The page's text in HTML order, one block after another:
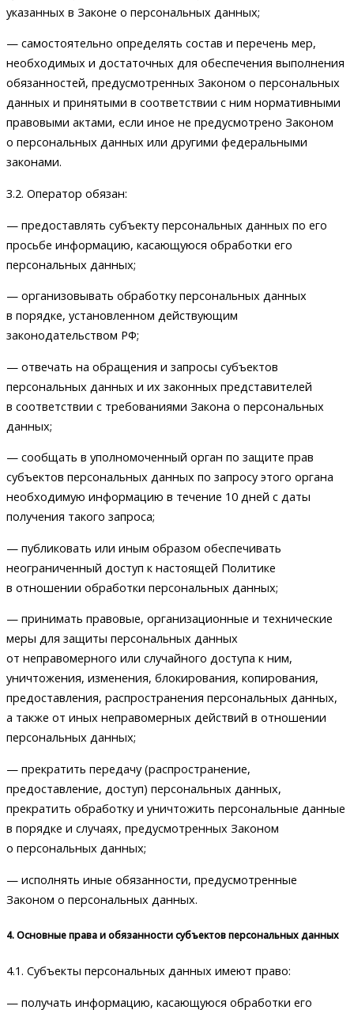
указанных в Законе о персональных данных;
— самостоятельно определять состав и перечень мер,
необходимых и достаточных для обеспечения выполнения
обязанностей, предусмотренных Законом о персональных
данных и принятыми в соответствии с ним нормативными
правовыми актами, если иное не предусмотрено Законом
о персональных данных или другими федеральными
законами.
3.2. Оператор обязан:
— предоставлять субъекту персональных данных по его
просьбе информацию, касающуюся обработки его
персональных данных;
— организовывать обработку персональных данных
в порядке, установленном действующим
законодательством РФ;
— отвечать на обращения и запросы субъектов
персональных данных и их законных представителей
в соответствии с требованиями Закона о персональных
данных;
— сообщать в уполномоченный орган по защите прав
субъектов персональных данных по запросу этого органа
необходимую информацию в течение 10 дней с даты
получения такого запроса;
— публиковать или иным образом обеспечивать
неограниченный доступ к настоящей Политике
в отношении обработки персональных данных;
— принимать правовые, организационные и технические
меры для защиты персональных данных
от неправомерного или случайного доступа к ним,
уничтожения, изменения, блокирования, копирования,
предоставления, распространения персональных данных,
а также от иных неправомерных действий в отношении
персональных данных;
— прекратить передачу (распространение,
предоставление, доступ) персональных данных,
прекратить обработку и уничтожить персональные данные
в порядке и случаях, предусмотренных Законом
о персональных данных;
— исполнять иные обязанности, предусмотренные
Законом о персональных данных.
4. Основные права и обязанности субъектов персональных данных
4.1. Субъекты персональных данных имеют право:
— получать информацию, касающуюся обработки его